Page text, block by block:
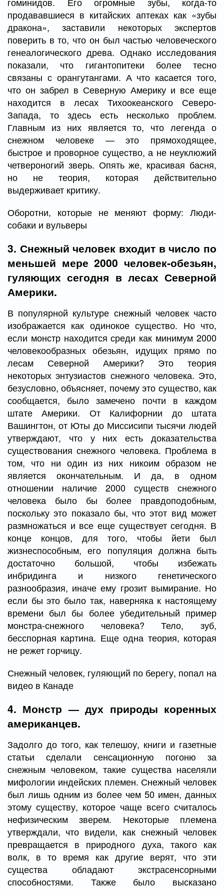
продававшиеся в китайских аптеках как «зубы
дракона», заставили некоторых экспертов
поверить в то, что он был частью человеческого
генеалогического древа. Однако исследования
показали, что гигантопитеки более тесно
связаны с орангутангами. А что касается того,
что он забрел в Северную Америку и все еще
находится в лесах Тихоокеанского Северо-
Запада, то здесь есть несколько проблем.
Главным из них является то, что легенда о
снежном человеке — это прямоходящее,
быстрое и проворное существо, а не неуклюжий
четвероногий зверь. Опять же, красивая басня,
но не теория, которая действительно
выдерживает критику.
Оборотни, которые не меняют форму: Люди-
собаки и вульверы
3. Снежный человек входит в число по
меньшей мере 2000 человек-обезьян,
гуляющих сегодня в лесах Северной
Америки.
В популярной культуре снежный человек часто
изображается как одинокое существо. Но что,
если монстр находится среди как минимум 2000
человекообразных обезьян, идущих прямо по
лесам Северной Америки? Это теория
некоторых энтузиастов снежного человека. Это,
безусловно, объясняет, почему это существо, как
сообщается, было замечено почти в каждом
штате Америки. От Калифорнии до штата
Вашингтон, от Юты до Миссисипи тысячи людей
утверждают, что у них есть доказательства
существования снежного человека. Проблема в
том, что ни один из них никоим образом не
является окончательным. И да, в одном
отношении наличие 2000 существ снежного
человека было бы более правдоподобным,
поскольку это показало бы, что этот вид может
размножаться и все еще существует сегодня. В
конце концов, для того, чтобы йети был
жизнеспособным, его популяция должна быть
достаточно большой, чтобы избежать
инбридинга и низкого генетического
разнообразия, иначе ему грозит вымирание. Но
если бы это было так, наверняка к настоящему
времени был бы более убедительный пример
монстра-снежного человека? Тело, зуб,
бесспорная картина. Еще одна теория, которая
не режет горчицу.
Снежный человек, гуляющий по берегу, попал на
видео в Канаде
4. Монстр — дух природы коренных
американцев.
Задолго до того, как телешоу, книги и газетные
статьи сделали сенсационную погоню за
снежным человеком, такие существа населяли
мифологии индейских племен. Снежный человек
был лишь одним из более чем 50 имен, данных
этому существу, которое чаще всего считалось
нефизическим зверем. Некоторые племена
утверждали, что видели, как снежный человек
превращается в природного духа, такого как
волк, в то время как другие верят, что эти
существа обладают экстрасенсорными
способностями. Также было высказано